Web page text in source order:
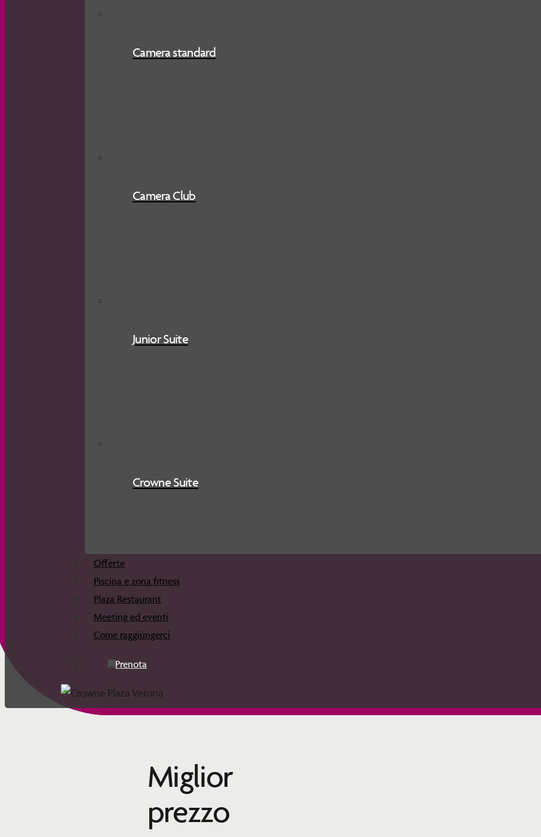
Camera standard
Camera Club
Junior Suite
Crowne Suite
Offerte
Piscina e zona fitness
Plaza Restaurant
Meeting ed eventi
Come raggiungerci
Prenota
Miglior
prezzo